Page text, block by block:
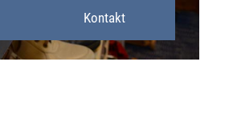
Kontakt